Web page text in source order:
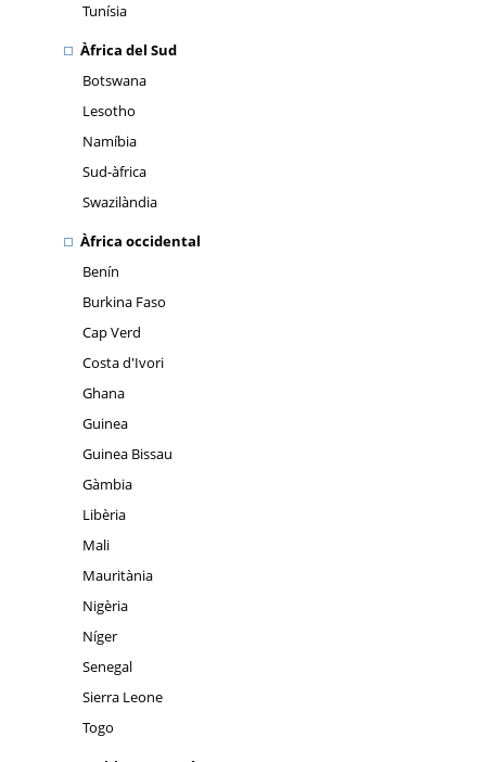
Tunísia
Àfrica del Sud
Botswana
Lesotho
Namíbia
Sud-àfrica
Swazilàndia
Àfrica occidental
Benín
Burkina Faso
Cap Verd
Costa d'Ivori
Ghana
Guinea
Guinea Bissau
Gàmbia
Libèria
Mali
Mauritània
Nigèria
Níger
Senegal
Sierra Leone
Togo